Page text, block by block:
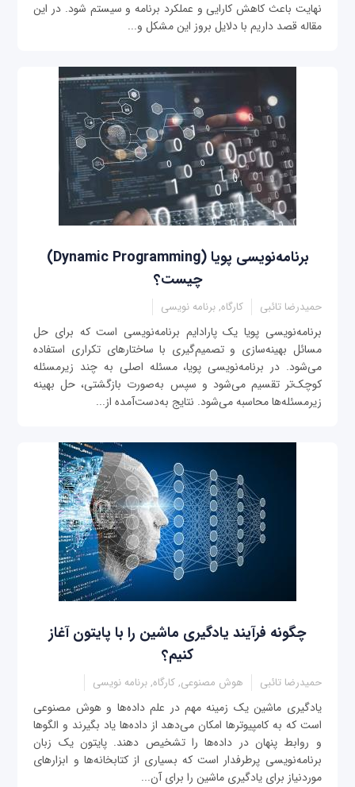
نهایت باعث کاهش کارایی و عملکرد برنامه و سیستم شود. در این
مقاله قصد داریم با دلایل بروز این مشکل و...
برنامه‌نویسی پویا (Dynamic Programming)
چیست؟
حمیدرضا تائبی کارگاه, برنامه نویسی
برنامه‌نویسی پویا یک پارادایم برنامه‌نویسی است که برای حل
مسائل بهینه‌سازی و تصمیم‌گیری با ساختارهای تکراری استفاده
می‌شود. در برنامه‌نویسی پویا، مسئله اصلی به چند زیرمسئله
کوچک‌تر تقسیم می‌شود و سپس به‌صورت بازگشتی، حل بهینه
زیرمسئله‌ها محاسبه می‌شود. نتایج به‌دست‌آمده از...
چگونه فرآیند یادگیری ماشین را با پایتون آغاز
کنیم؟
حمیدرضا تائبی هوش مصنوعی, کارگاه, برنامه نویسی
یادگیری ماشین یک زمینه مهم در علم داده‌ها و هوش مصنوعی
است که به کامپیوترها امکان می‌دهد از داده‌ها یاد بگیرند و الگوها
و روابط پنهان در داده‌ها را تشخیص دهند. پایتون یک زبان
برنامه‌نویسی پرطرفدار است که بسیاری از کتابخانه‌ها و ابزارهای
موردنیاز برای یادگیری ماشین را برای آن...